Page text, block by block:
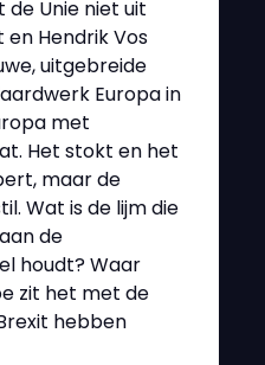
de Unie niet uit
en Hendrik Vos
uitgebreide
Europa in
met
Het stokt en het
maar de
Wat is de lijm die
de
houdt? Waar
zit het met de
hebben